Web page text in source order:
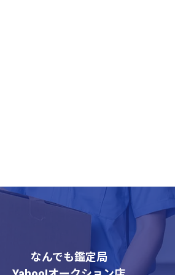
なんでも鑑定局